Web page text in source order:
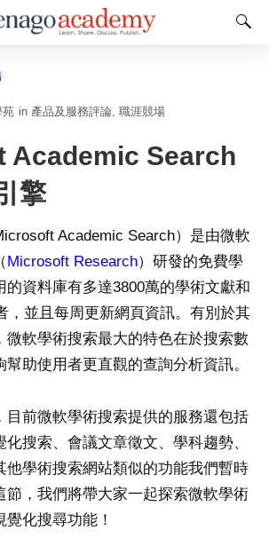
苑 in 產品及服務評論 職涯競場
Academic Search
擎
Academic Search）是由微軟
Microsoft Research）研發的免費學
的資料庫有多達3800萬的學術文獻和
，並且每周更新網頁資訊。有別於其
微軟學術搜索最大的特色在於搜索數
助使用者更直觀的查詢分析資訊。
目前微軟學術搜索提供的服務還包括
搜索、會議文章徵文、學科趨勢、
他學術搜索網站類似的功能我們暫時
節，我們將帶大家一起探索微軟學術
化搜尋功能！